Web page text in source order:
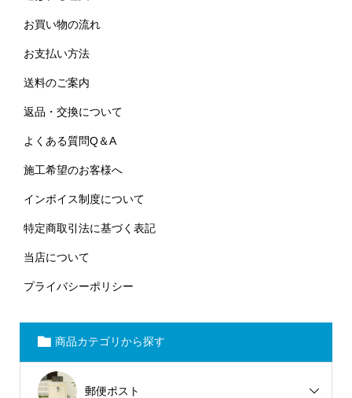
お買い物の流れ
お支払い方法
送料のご案内
返品・交換について
よくある質問Q＆A
施工希望のお客様へ
インボイス制度について
特定商取引法に基づく表記
当店について
プライバシーポリシー
商品カテゴリから探す
郵便ポスト